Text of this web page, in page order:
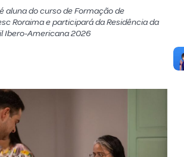
aluna do curso de Formação de
Roraima e participará da Residência da
Ibero-Americana 2026